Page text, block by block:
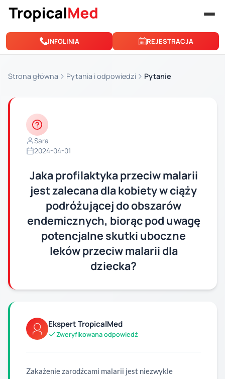
Przejdź do treści
INFOLINIA REJESTRACJA
Strona główna Pytania i odpowiedzi Pytanie
Sara
2024-04-01
Jaka profilaktyka przeciw malarii
jest zalecana dla kobiety w ciąży
podróżującej do obszarów
endemicznych, biorąc pod uwagę
potencjalne skutki uboczne
leków przeciw malarii dla
dziecka?
Ekspert TropicalMed
Zweryfikowana odpowiedź
Zakażenie zarodźcami malarii jest niezwykle